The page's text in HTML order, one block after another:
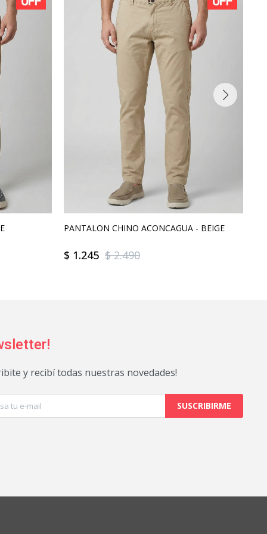
PANTALON CHINO ACONCAGUA - BEIGE
$ 1.245 $ 2.490
y recibí todas nuestras novedades!
SUSCRIBIRME